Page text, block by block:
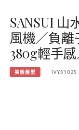
SANSUI 山
風機／負
380g輕手
美髮髮型 IVY31025